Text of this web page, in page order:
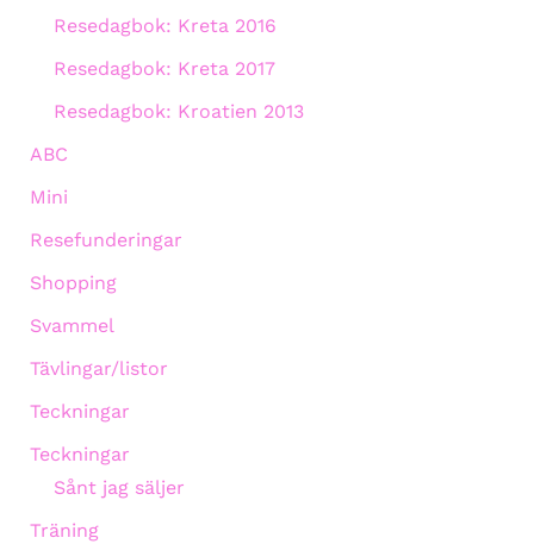
Resedagbok: Kreta 2016
Resedagbok: Kreta 2017
Resedagbok: Kroatien 2013
ABC
Mini
Resefunderingar
Shopping
Svammel
Tävlingar/listor
Teckningar
Teckningar
Sånt jag säljer
Träning